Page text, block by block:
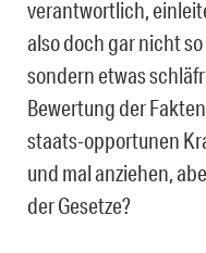
verantwortlich,
also doch gar nicht so
sondern etwas
Bewertung der
staats-opportu­nen
und mal anziehen,
der Gesetze?